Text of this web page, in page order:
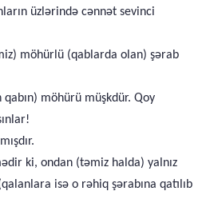
üzlərində cənnət sevinci
möhürlü (qablarda olan) şərab
möhürü müşkdür. Qoy
ki, ondan (təmiz halda) yalnız
isə o rəhiq şərabına qatılıb